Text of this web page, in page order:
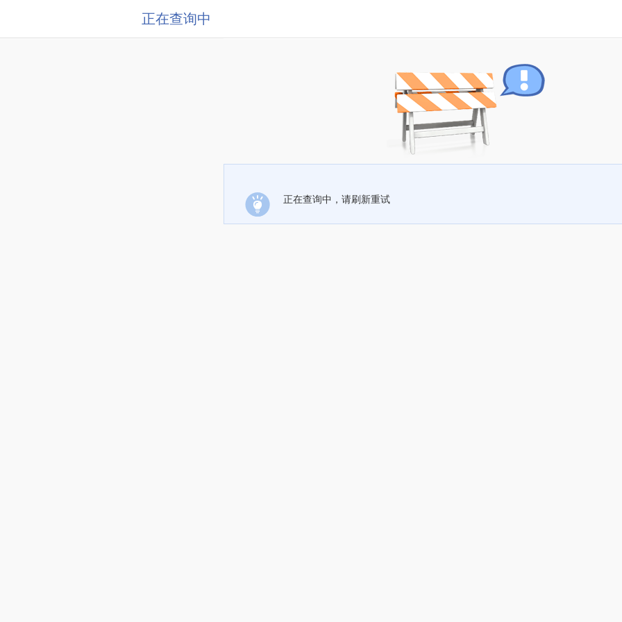
正在查询中
正在查询中，请刷新重试